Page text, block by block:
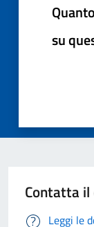
su
Contatta il
Leggi le